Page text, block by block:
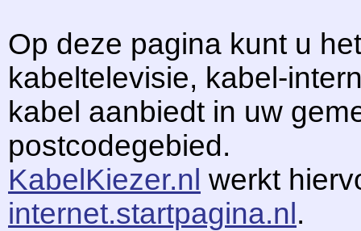
Op deze pagina kunt u
kabeltelevisie, kabel-
kabel aanbiedt in uw
postcodegebied.
KabelKiezer.nl werkt
internet.startpagina.nl.